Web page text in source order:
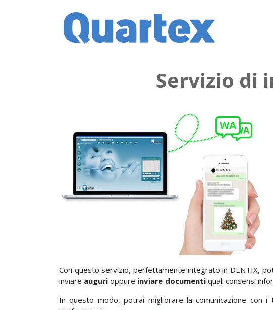
Servizio di
Con questo servizio, perfettamente integrato in DENTIX,
inviare auguri oppure inviare documenti quali consensi
In questo modo, potrai migliorare la comunicazione con